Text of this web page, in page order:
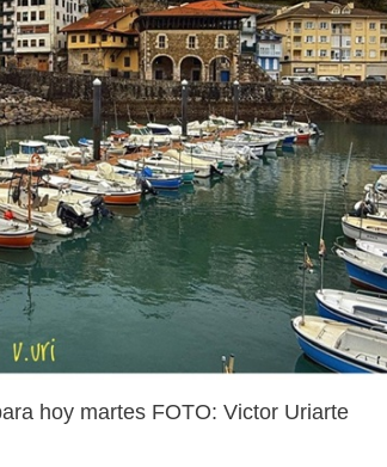
hoy martes FOTO: Victor Uriarte